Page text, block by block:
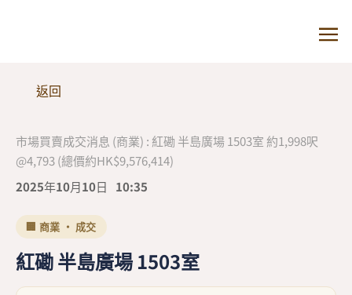
返回
市場買賣成交消息 (商業) : 紅磡 半島廣場 1503室 約1,998呎
@4,793 (總價約HK$9,576,414)
2025年10月10日
10:35
🏢 商業 · 成交
紅磡 半島廣場 1503室